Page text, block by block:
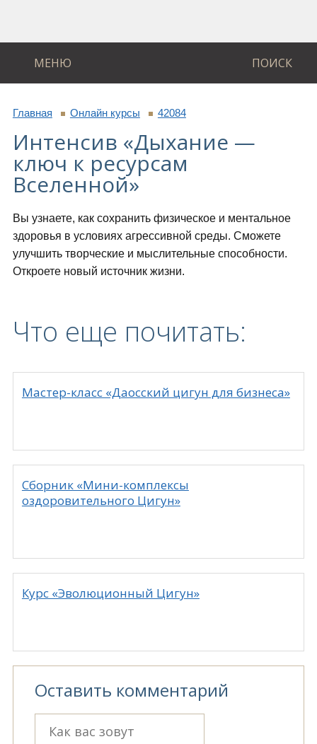
МЕНЮ ПОИСК
Главная Онлайн курсы 42084
Интенсив «Дыхание —
ключ к ресурсам
Вселенной»
Вы узнаете, как сохранить физическое и ментальное
здоровья в условиях агрессивной среды. Сможете
улучшить творческие и мыслительные способности.
Откроете новый источник жизни.
Что еще почитать:
Мастер-класс «Даосский цигун для бизнеса»
Сборник «Мини-комплексы
оздоровительного Цигун»
Курс «Эволюционный Цигун»
Оставить комментарий